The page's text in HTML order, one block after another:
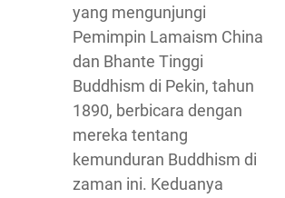
yang mengunjungi
Pemimpin Lamaism China
dan Bhante Tinggi
Buddhism di Pekin, tahun
1890, berbicara dengan
mereka tentang
kemunduran Buddhism di
zaman ini. Keduanya